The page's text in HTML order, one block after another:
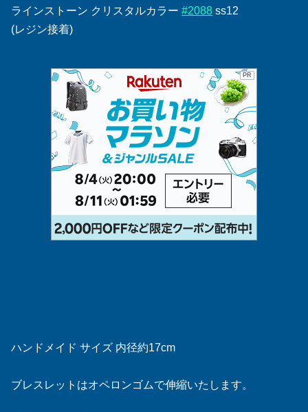
ラインストーン クリスタルカラー #2088 ss12
(レジン接着)
PR
ハンドメイド サイズ 内径約17cm
ブレスレットはオペロンゴムで伸縮いたします。